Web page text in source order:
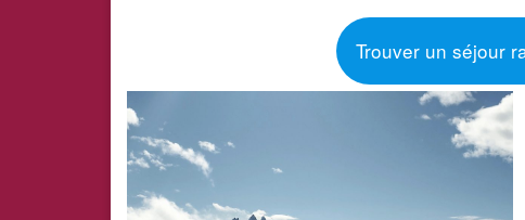
Trouver un séjour